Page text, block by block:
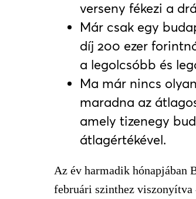
verseny fékezi a
Már csak egy
díj 200 ezer
a legolcsóbb és
Ma már nincs
maradna az
amely tizenegy
átlagértékével.
Az év harmadik hónapjában
februári szinthez